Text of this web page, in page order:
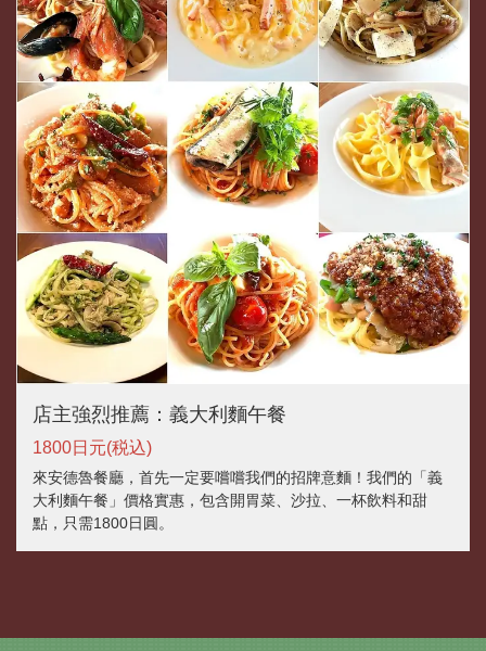
店主強烈推薦：義大利麵午餐
1800日元(税込)
來安德魯餐廳，首先一定要嚐嚐我們的招牌意麵！我們的「義
大利麵午餐」價格實惠，包含開胃菜、沙拉、一杯飲料和甜
點，只需1800日圓。